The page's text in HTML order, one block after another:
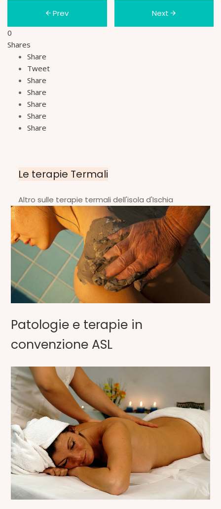
Prev Next
0
Shares
Share
Tweet
Share
Share
Share
Share
Share
Le terapie Termali
Altro sulle terapie termali dell'isola d'Ischia
Patologie e terapie in
convenzione ASL